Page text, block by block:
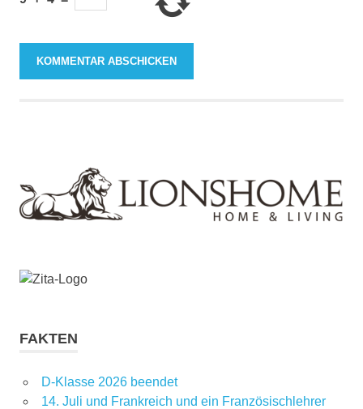
FAKTEN
D-Klasse 2026 beendet
14. Juli und Frankreich und ein Französischlehrer